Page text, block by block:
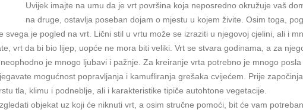
Uvijek imajte na umu da je vrt površina koja neposredno okružuje vaš
na druge, ostavlja poseban dojam o mjestu u kojem živite. Osim toga,
svega je pogled na vrt. Lični stil u vrtu može se izraziti u njegovoj cjelini, ali i
vrt da bi bio lijep, uopće ne mora biti veliki. Vrt se stvara godinama, a za
je mnogo ljubavi i pažnje. Za kreiranje vrta potrebno je mnogo posla
mogućnost popravljanja i kamufliranja grešaka cvijećem. Prije
tla, klimu i podneblje, ali i karakteristike tipiče autohtone vegetacije.
objekat uz koji će niknuti vrt, a osim stručne pomoći, bit će vam